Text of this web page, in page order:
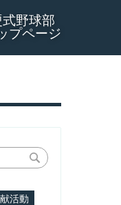
式野球部
プページ
活動